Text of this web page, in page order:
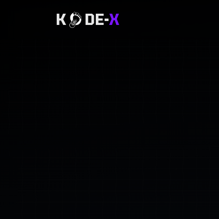
K DE-X